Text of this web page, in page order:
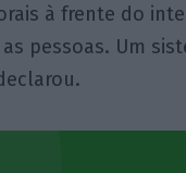
à frente do
pessoas. Um